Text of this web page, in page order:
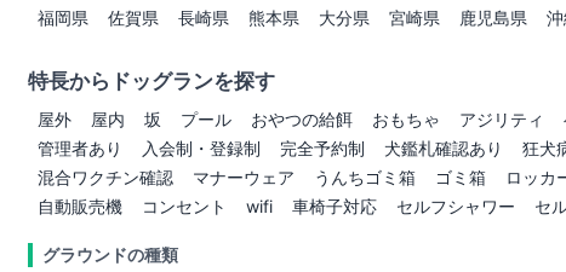
福岡県
佐賀県 長崎県 熊本県 大分県 宮崎県 鹿児島県
特長からドッグランを探す
屋外 屋内 坂 プール おやつの給餌 おもちゃ アジリティ
管理者あり
入会制・登録制 完全予約制 犬鑑札確認あり
狂犬
混合ワクチン確認
マナーウェア うんちゴミ箱 ゴミ箱 ロッカ
自動販売機
コンセント wifi 車椅子対応 セルフシャワー セ
グラウンドの種類